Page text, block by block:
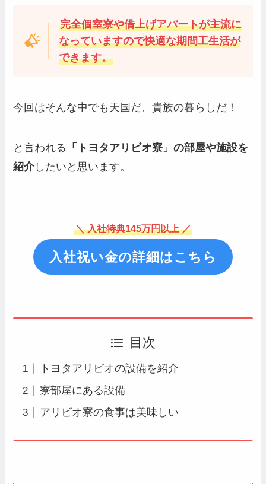
完全個室寮や借上げアパートが主流に
なっていますので快適な期間工生活が
できます。
今回はそんな中でも天国だ、貴族の暮らしだ！
と言われる 「トヨタアリビオ寮」の部屋や施設を
紹介したいと思います。
＼ 入社特典145万円以上 ／
入社祝い金の詳細はこちら
目次
トヨタアリビオの設備を紹介
寮部屋にある設備
アリビオ寮の食事は美味しい